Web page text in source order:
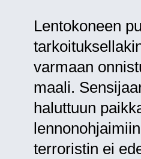
Lentokoneen
varmaan
maali.
haluttuun
terroristin ei